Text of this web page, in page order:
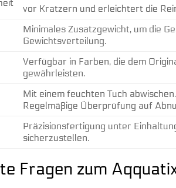
vor Kratzern und erleichtert die
Minimales Zusatzgewicht, um die
Gewichtsverteilung.
Verfügbar in Farben, die dem
gewährleisten.
Mit einem feuchten Tuch
Regelmäßige Überprüfung auf
Präzisionsfertigung unter
sicherzustellen.
Fragen zum